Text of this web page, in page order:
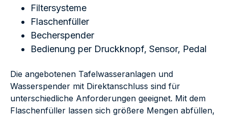
Filtersysteme
Flaschenfüller
Becherspender
Bedienung per Druckknopf, Sensor, Pedal
Die angebotenen Tafelwasseranlagen und
Wasserspender mit Direktanschluss sind für
unterschiedliche Anforderungen geeignet. Mit dem
Flaschenfüller lassen sich größere Mengen abfüllen,